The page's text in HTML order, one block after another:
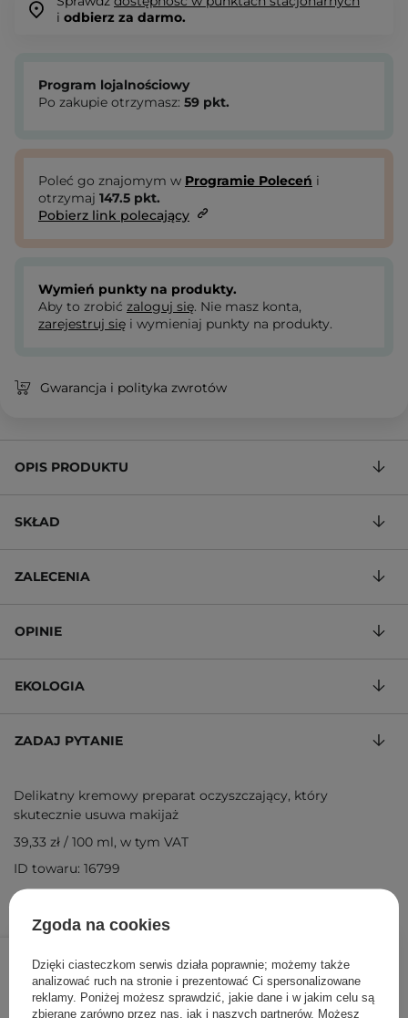
i odbierz za darmo.
DODAJ DO KOSZYKA
Program lojalnościowy
Po zakupie otrzymasz: 59 pkt.
Poleć go znajomym w Programie Poleceń i
otrzymaj 147.5 pkt.
Pobierz link polecający
Wymień punkty na produkty.
Aby to zrobić zaloguj się. Nie masz konta,
zarejestruj się i wymieniaj punkty na produkty.
Gwarancja i polityka zwrotów
OPIS PRODUKTU
SKŁAD
ZALECENIA
OPINIE
EKOLOGIA
ZADAJ PYTANIE
Delikatny kremowy preparat oczyszczający, który
skutecznie usuwa makijaż
39,33 zł / 100 ml, w tym VAT
ID towaru: 16799
Zgoda na cookies
Dzięki ciasteczkom serwis działa poprawnie; możemy także
analizować ruch na stronie i prezentować Ci spersonalizowane
reklamy. Poniżej możesz sprawdzić, jakie dane i w jakim celu są
zbierane zarówno przez nas, jak i naszych partnerów. Możesz